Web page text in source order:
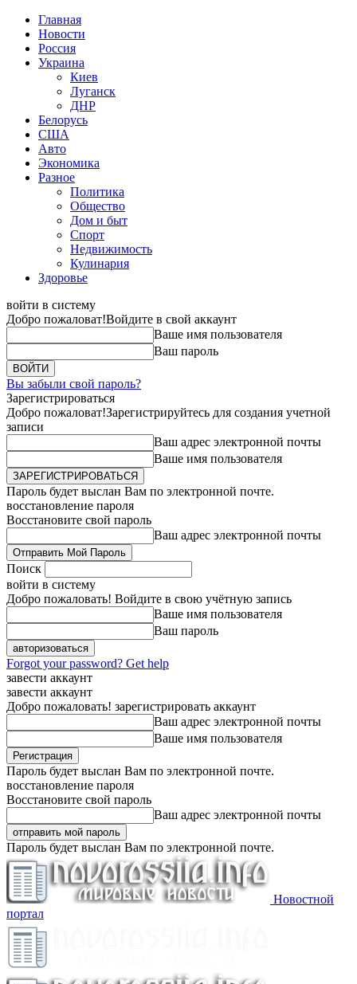
Главная
Новости
Россия
Украина
Киев
Луганск
ДНР
Белорусь
США
Авто
Экономика
Разное
Политика
Общество
Дом и быт
Спорт
Недвижимость
Кулинария
Здоровье
войти в систему
Добро пожаловат!Войдите в свой аккаунт
Ваше имя пользователя
Ваш пароль
Вы забыли свой пароль?
Зарегистрироваться
Добро пожаловат!Зарегистрируйтесь для создания учетной
записи
Ваш адрес электронной почты
Ваше имя пользователя
Пароль будет выслан Вам по электронной почте.
восстановление пароля
Восстановите свой пароль
Ваш адрес электронной почты
Поиск
войти в систему
Добро пожаловать! Войдите в свою учётную запись
Ваше имя пользователя
Ваш пароль
Forgot your password? Get help
завести аккаунт
завести аккаунт
Добро пожаловать! зарегистрировать аккаунт
Ваш адрес электронной почты
Ваше имя пользователя
Пароль будет выслан Вам по электронной почте.
восстановление пароля
Восстановите свой пароль
Ваш адрес электронной почты
Пароль будет выслан Вам по электронной почте.
Новостной
портал